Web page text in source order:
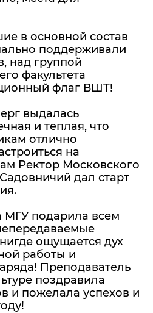
в основной состав
поддерживали
над группой
факультета
флаг ВШТ!
выдалась
и теплая, что
отлично
на
Ректор Московского
дал старт
МГУ подарила всем
ощущается дух
работы и
Преподаватель
поздравила
и пожелала успехов и